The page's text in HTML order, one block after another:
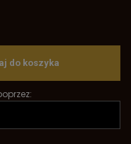
do koszyka